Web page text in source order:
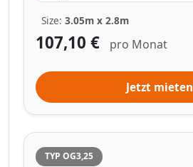
Size: 3.05m x 2.8m
107,10 € pro Monat
Jetzt mieten
TYP OG3,25